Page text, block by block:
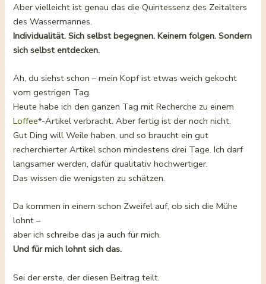
Aber vielleicht ist genau das die Quintessenz des Zeitalters
des Wassermannes.
Individualität. Sich selbst begegnen. Keinem folgen. Sondern
sich selbst entdecken.
Ah, du siehst schon – mein Kopf ist etwas weich gekocht
vom gestrigen Tag.
Heute habe ich den ganzen Tag mit Recherche zu einem
Loffee*-Artikel verbracht. Aber fertig ist der noch nicht.
Gut Ding will Weile haben, und so braucht ein gut
recherchierter Artikel schon mindestens drei Tage. Ich darf
langsamer werden, dafür qualitativ hochwertiger.
Das wissen die wenigsten zu schätzen.
Da kommen in einem schon Zweifel auf, ob sich die Mühe
lohnt –
aber ich schreibe das ja auch für mich.
Und für mich lohnt sich das.
Sei der erste, der diesen Beitrag teilt.